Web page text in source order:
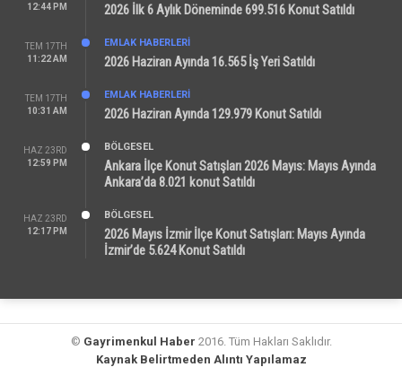
12:44 PM
2026 İlk 6 Aylık Döneminde 699.516 Konut Satıldı
TEM 17TH
11:22 AM
EMLAK HABERLERI
2026 Haziran Ayında 16.565 İş Yeri Satıldı
TEM 17TH
10:31 AM
EMLAK HABERLERI
2026 Haziran Ayında 129.979 Konut Satıldı
HAZ 23RD
12:59 PM
BÖLGESEL
Ankara İlçe Konut Satışları 2026 Mayıs: Mayıs Ayında
Ankara’da 8.021 konut Satıldı
HAZ 23RD
12:17 PM
BÖLGESEL
2026 Mayıs İzmir İlçe Konut Satışları: Mayıs Ayında
İzmir’de 5.624 Konut Satıldı
© Gayrimenkul Haber 2016. Tüm Hakları Saklıdır.
Kaynak Belirtmeden Alıntı Yapılamaz